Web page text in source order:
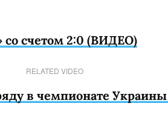
со счетом 2:0 (ВИДЕО)
RELATED VIDEO
в чемпионате